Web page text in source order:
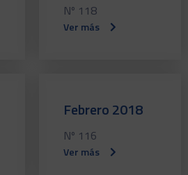
Nº 118
Ver más
Febrero 2018
Nº 116
Ver más